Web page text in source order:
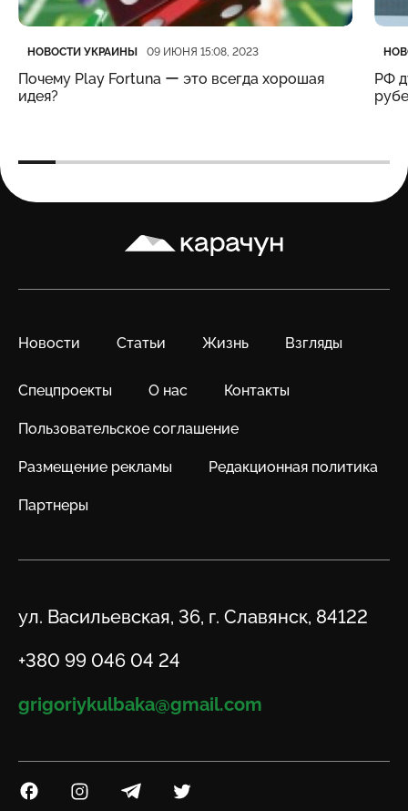
Категория
НОВОСТИ УКРАИНЫ
Дата публикации 09 ИЮНЯ 15:08, 2023
Почему Play Fortuna ー это всегда хорошая
идея?
РФ
Карачун
Новости Статьи Жизнь Взгляды
Спецпроекты О нас Контакты
Пользовательское соглашение
Размещение рекламы Редакционная политика
Партнеры
Адрес
ул. Васильевская, 36, г. Славянск, 84122
Телефон
+380 99 046 04 24
Email
grigoriykulbaka@gmail.com
Посилання на Facebook
Посилання на Instagram
Посилання на Telegram
Посилання на Twitter